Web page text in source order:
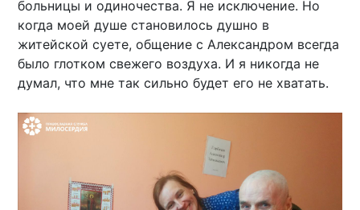
больницы и одиночества. Я не исключение. Но
когда моей душе становилось душно в
житейской суете, общение с Александром всегда
было глотком свежего воздуха. И я никогда не
думал, что мне так сильно будет его не хватать.